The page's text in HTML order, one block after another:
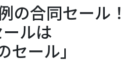
の合同セール！
ルは
セール」